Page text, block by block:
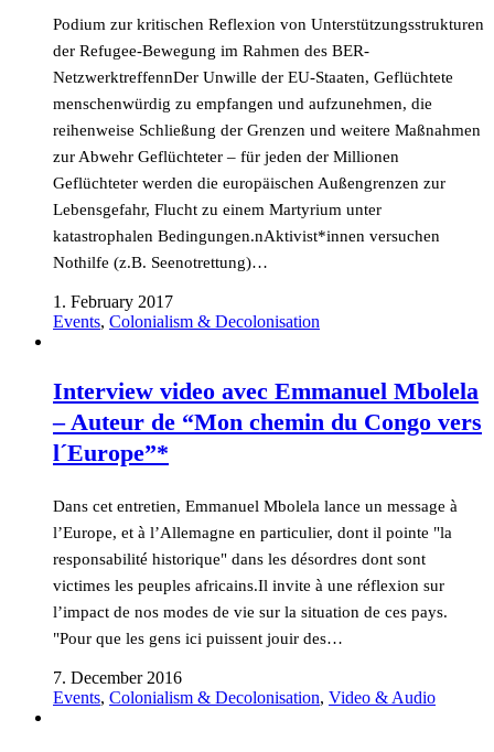
Podium zur kritischen Reflexion von Unterstützungsstrukturen
der Refugee-Bewegung im Rahmen des BER-
NetzwerktreffennDer Unwille der EU-Staaten, Geflüchtete
menschenwürdig zu empfangen und aufzunehmen, die
reihenweise Schließung der Grenzen und weitere Maßnahmen
zur Abwehr Geflüchteter – für jeden der Millionen
Geflüchteter werden die europäischen Außengrenzen zur
Lebensgefahr, Flucht zu einem Martyrium unter
katastrophalen Bedingungen.nAktivist*innen versuchen
Nothilfe (z.B. Seenotrettung)…
1. February 2017
Events, Colonialism & Decolonisation
Interview video avec Emmanuel Mbolela
– Auteur de “Mon chemin du Congo vers
l´Europe”*
Dans cet entretien, Emmanuel Mbolela lance un message à
l’Europe, et à l’Allemagne en particulier, dont il pointe "la
responsabilité historique" dans les désordres dont sont
victimes les peuples africains.Il invite à une réflexion sur
l’impact de nos modes de vie sur la situation de ces pays.
"Pour que les gens ici puissent jouir des…
7. December 2016
Events, Colonialism & Decolonisation, Video & Audio